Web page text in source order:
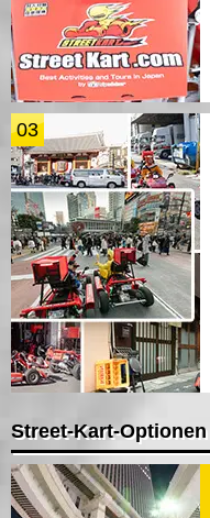
03
Street-Kart-Optionen